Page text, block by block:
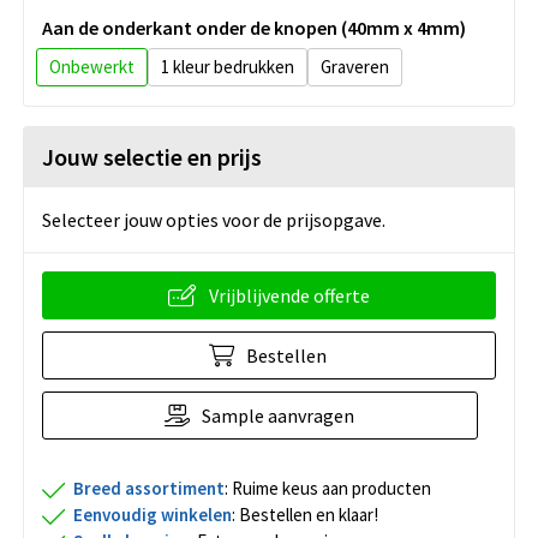
Aan de onderkant onder de knopen (40mm x 4mm)
Onbewerkt 1 Graveren
Jouw selectie en prijs
Selecteer jouw opties voor de prijsopgave.
Vrijblijvende offerte
Bestellen
Sample aanvragen
Breed assortiment: Ruime keus aan producten
Eenvoudig winkelen: Bestellen en klaar!